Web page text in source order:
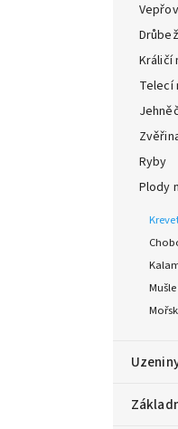
Králičí
Telecí
Ryby
Plody
Mušle